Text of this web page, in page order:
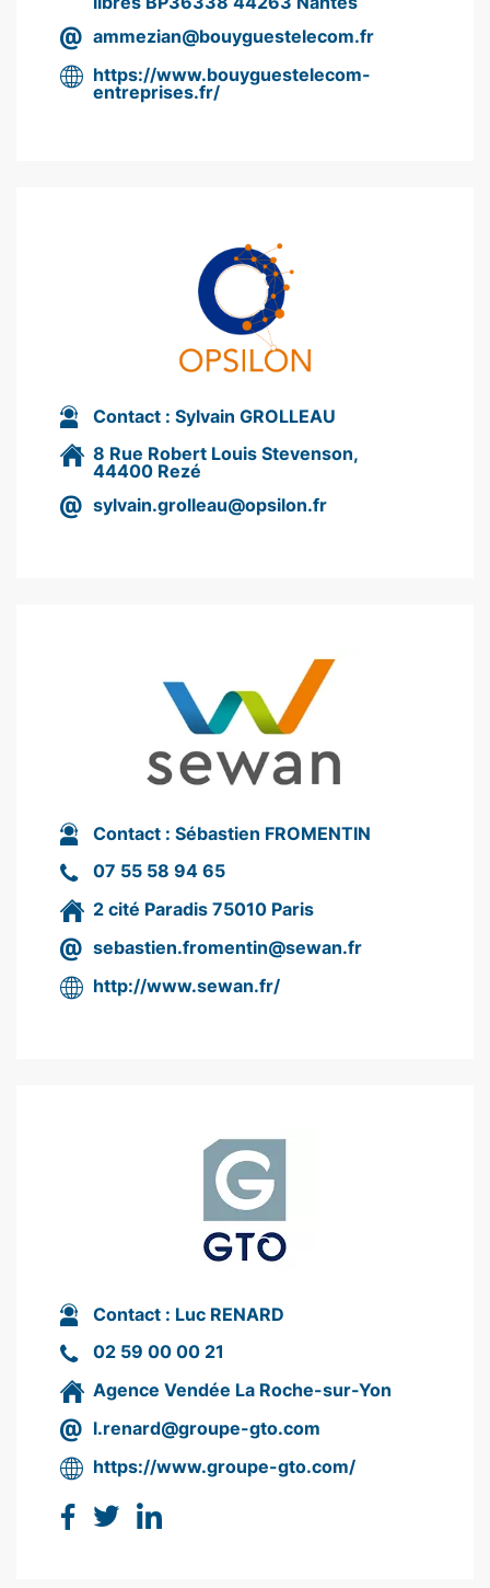
ammezian@bouyguestelecom.fr
https://www.bouyguestelecom-
entreprises.fr/
Contact : Sylvain GROLLEAU
8 Rue Robert Louis Stevenson,
44400 Rezé
sylvain.grolleau@opsilon.fr
Contact : Sébastien FROMENTIN
07 55 58 94 65
2 cité Paradis 75010 Paris
sebastien.fromentin@sewan.fr
http://www.sewan.fr/
Contact : Luc RENARD
02 59 00 00 21
Agence Vendée La Roche-sur-Yon
l.renard@groupe-gto.com
https://www.groupe-gto.com/